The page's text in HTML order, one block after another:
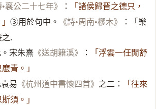
•襄公二十七年》 ：
「諸侯歸晋之德只，
③用於句中。 《詩•周南•樛木》
：「樂
.
宋朱熹《送胡籍溪》 ：
「浮雲一任閒舒
青。」
易 《杭州道中書懷四首》 之二：
「往來
須。」